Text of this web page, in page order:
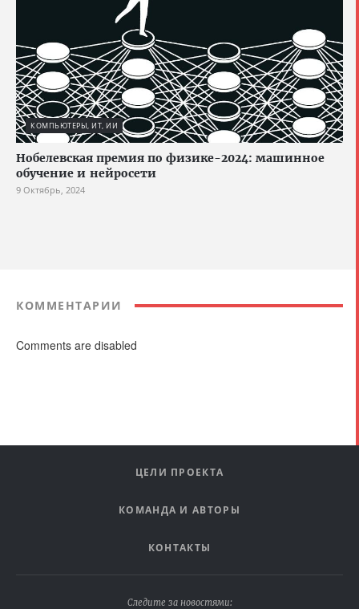
КОМПЬЮТЕРЫ, ИТ, ИИ
Нобелевская премия по физике-2024: машинное
обучение и нейросети
9 Октябрь, 2024
КОММЕНТАРИИ
Comments are disabled
ЦЕЛИ ПРОЕКТА
КОМАНДА И АВТОРЫ
КОНТАКТЫ
Следите за новостями: